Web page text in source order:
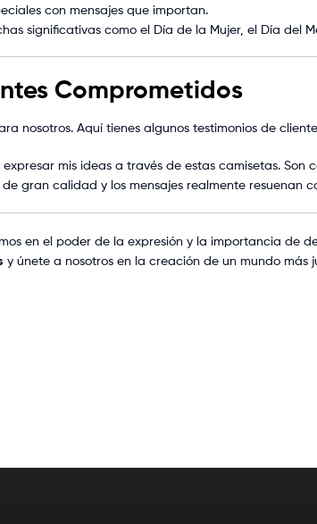
con mensajes que importan.
significativas como el Día de la Mujer, el Día del
Comprometidos
nosotros. Aquí tienes algunos testimonios de
mis ideas a través de estas camisetas. Son
gran calidad y los mensajes realmente resuenan
en el poder de la expresión y la importancia de
y únete a nosotros en la creación de un mundo más